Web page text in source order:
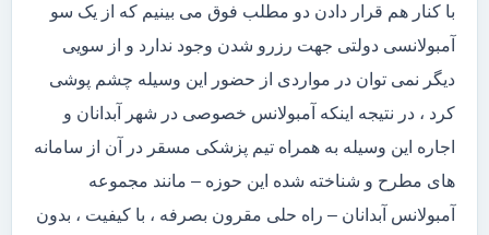
با کنار هم قرار دادن دو مطلب فوق می بینیم که از یک سو
آمبولانسی دولتی جهت رزرو شدن وجود ندارد و از سویی
دیگر نمی توان در مواردی از حضور این وسیله چشم پوشی
کرد ، در نتیجه اینکه آمبولانس خصوصی در شهر آبدانان و
اجاره این وسیله به همراه تیم پزشکی مسقر در آن از سامانه
های مطرح و شناخته شده این حوزه – مانند مجموعه
آمبولانس آبدانان – راه حلی مقرون بصرفه ، با کیفیت ، بدون